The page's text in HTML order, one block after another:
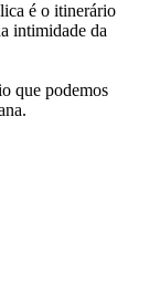
é o itinerário
intimidade da
que podemos